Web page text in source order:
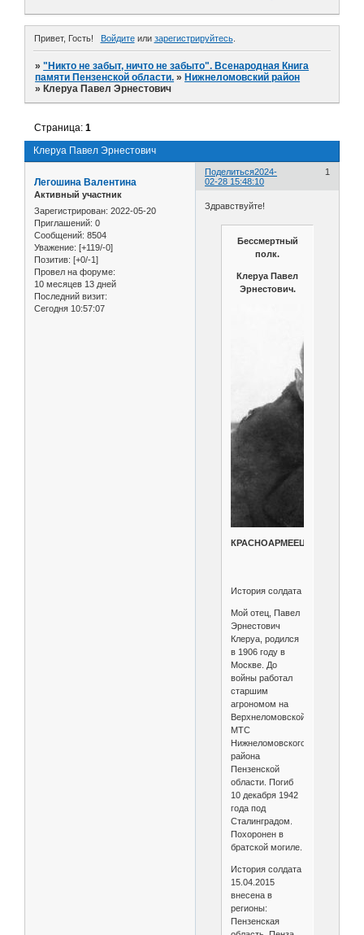
Привет, Гость! Войдитеили зарегистрируйтесь.
»"Никто не забыт, ничто не забыто". Всенародная Книга
памяти Пензенской области. » Нижнеломовский район
» Клеруа Павел Эрнестович
Клеруа Павел Эрнестович
Страница:1
Поделиться 1
2024-
02-28 15:48:10
Легошина Валентина
Активный участник
Зарегистрирован: 2022-05-20
Приглашений: 0
Сообщений: 8504
Уважение: [+119/-0]
Позитив: [+0/-1]
Провел на форуме:
10 месяцев 13 дней
Последний визит:
Сегодня 10:57:07
Здравствуйте!
Бессмертный
полк.
Клеруа Павел
Эрнестович.
КРАСНОАРМЕЕЦ
История солдата
Мой отец, Павел
Эрнестович
Клеруа, родился
в 1906 году в
Москве. До
войны работал
старшим
агрономом на
Верхнеломовской
МТС
Нижнеломовского
района
Пензенской
области. Погиб
10 декабря 1942
года под
Сталинградом.
Похоронен в
братской могиле.
История солдата
15.04.2015
внесена в
регионы:
Пензенская